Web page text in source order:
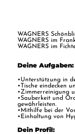
WAGNERS
WAGNERS im
WAGNERS im
Deine Aufgaben:
•Unterstützung in
•Tische eindecken
•Zimmerreinigung
•Sauberkeit und
gewährleisten.
•Mithilfe bei der
•Einhaltung von
Dein Profil: